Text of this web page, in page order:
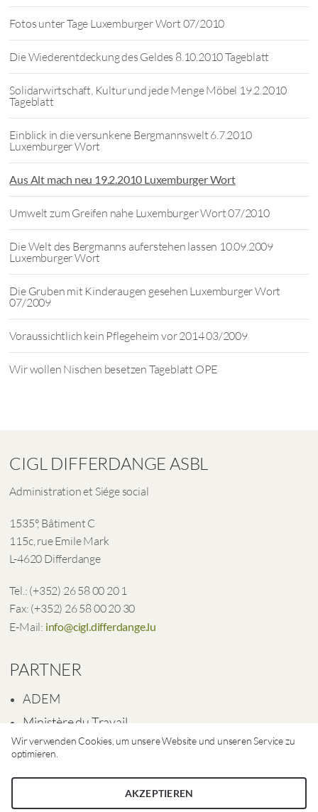
Wir verwenden Cookies, um unsere Website und unseren Service zu
optimieren.
AKZEPTIEREN
Fotos unter Tage Luxemburger Wort 07/2010
Die Wiederentdeckung des Geldes 8.10.2010 Tageblatt
Solidarwirtschaft, Kultur und jede Menge Möbel 19.2.2010
Tageblatt
Einblick in die versunkene Bergmannswelt 6.7.2010
Luxemburger Wort
Aus Alt mach neu 19.2.2010 Luxemburger Wort
Umwelt zum Greifen nahe Luxemburger Wort 07/2010
Die Welt des Bergmanns auferstehen lassen 10.09.2009
Luxemburger Wort
Die Gruben mit Kinderaugen gesehen Luxemburger Wort
07/2009
Voraussichtlich kein Pflegeheim vor 2014 03/2009
Wir wollen Nischen besetzen Tageblatt OPE
CIGL DIFFERDANGE ASBL
Administration et Siége social
1535°, Bâtiment C
115c, rue Emile Mark
L-4620 Differdange
Tel.: (+352) 26 58 00 20 1
Fax: (+352) 26 58 00 20 30
E-Mail: info@cigl.differdange.lu
PARTNER
ADEM
Ministère du Travail
Ville de Differdange